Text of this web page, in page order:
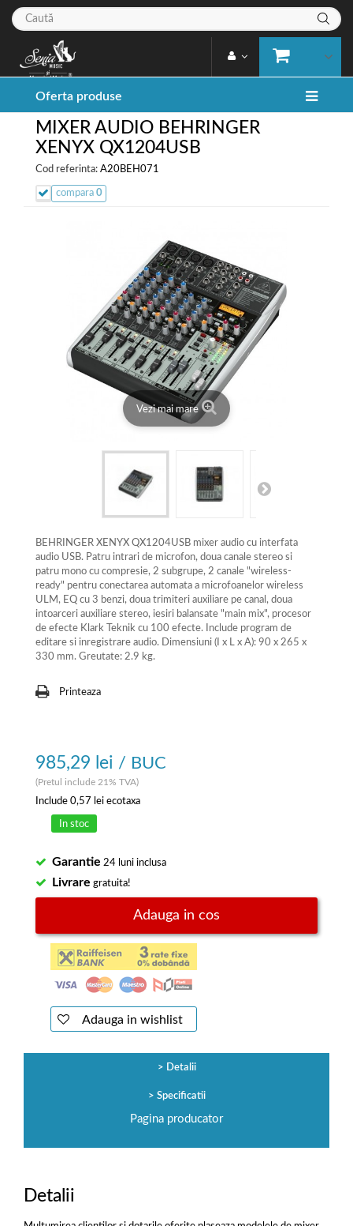
Oferta produse
MIXER AUDIO BEHRINGER
XENYX QX1204USB
Cod referinta: A20BEH071
compara 0
Vezi mai mare
BEHRINGER XENYX QX1204USB mixer audio cu interfata
audio USB. Patru intrari de microfon, doua canale stereo si
patru mono cu compresie, 2 subgrupe, 2 canale "wireless-
ready" pentru conectarea automata a microfoanelor wireless
ULM, EQ cu 3 benzi, doua trimiteri auxiliare pe canal, doua
intoarceri auxiliare stereo, iesiri balansate "main mix", procesor
de efecte Klark Teknik cu 100 efecte. Include program de
editare si inregistrare audio. Dimensiuni (I x L x A): 90 x 265 x
330 mm. Greutate: 2.9 kg.
Printeaza
985,29 lei / BUC
(Pretul include 21% TVA)
Include 0,57 lei ecotaxa
In stoc
Garantie 24 luni inclusa
Livrare gratuita!
Adauga in cos
Adauga in wishlist
Detalii
Specificatii
Pagina producator
Detalii